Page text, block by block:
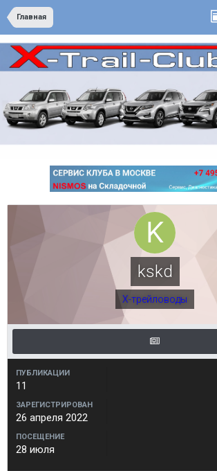
Главная
kskd
Х-трейловоды
ПУБЛИКАЦИИ
11
ЗАРЕГИСТРИРОВАН
26 апреля 2022
ПОСЕЩЕНИЕ
28 июля